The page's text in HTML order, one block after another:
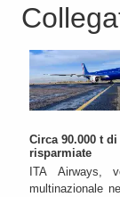
Circa 90.000 t
risparmiate
ITA Airways,
multinazionale